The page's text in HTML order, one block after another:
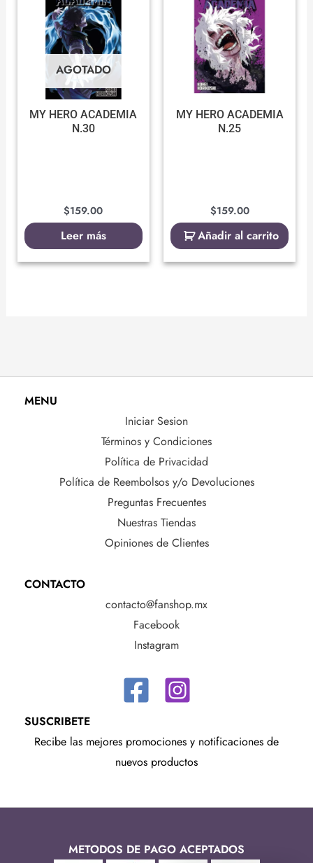
AGOTADO
MY HERO ACADEMIA
N.30
$159.00
Leer más
MY HERO ACADEMIA
N.25
$159.00
Añadir al carrito
MENU
Iniciar Sesion
Términos y Condiciones
Política de Privacidad
Política de Reembolsos y/o Devoluciones
Preguntas Frecuentes
Nuestras Tiendas
Opiniones de Clientes
CONTACTO
contacto@fanshop.mx
Facebook
Instagram
SUSCRIBETE
Recibe las mejores promociones y notificaciones de
nuevos productos
METODOS DE PAGO ACEPTADOS